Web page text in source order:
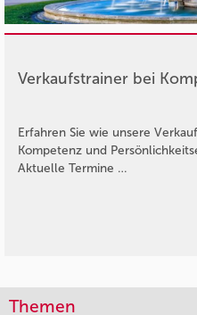
Verkaufstrainer bei
Erfahren Sie wie unsere
Kompetenz und
Aktuelle Termine …
Themen